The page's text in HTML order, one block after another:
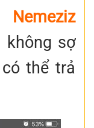
không sợ
thể trả